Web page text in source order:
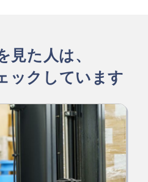
見た人は、
ックしています